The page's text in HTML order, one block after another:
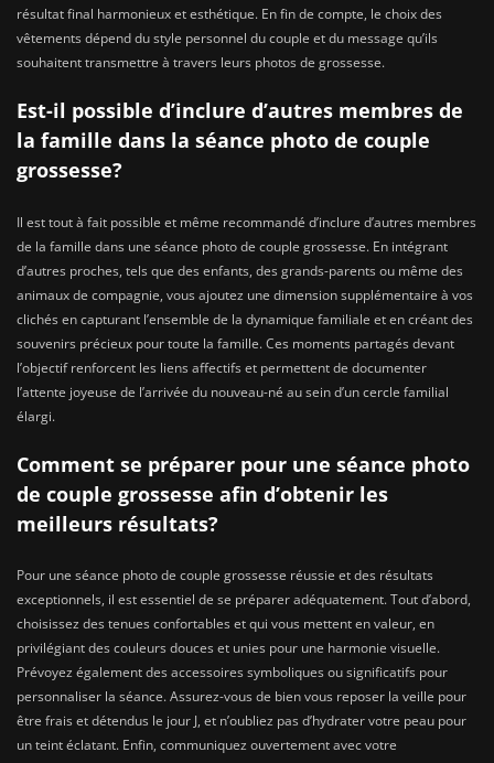
résultat final harmonieux et esthétique. En fin de compte, le choix des
vêtements dépend du style personnel du couple et du message qu’ils
souhaitent transmettre à travers leurs photos de grossesse.
Est-il possible d’inclure d’autres membres de
la famille dans la séance photo de couple
grossesse?
Il est tout à fait possible et même recommandé d’inclure d’autres membres
de la famille dans une séance photo de couple grossesse. En intégrant
d’autres proches, tels que des enfants, des grands-parents ou même des
animaux de compagnie, vous ajoutez une dimension supplémentaire à vos
clichés en capturant l’ensemble de la dynamique familiale et en créant des
souvenirs précieux pour toute la famille. Ces moments partagés devant
l’objectif renforcent les liens affectifs et permettent de documenter
l’attente joyeuse de l’arrivée du nouveau-né au sein d’un cercle familial
élargi.
Comment se préparer pour une séance photo
de couple grossesse afin d’obtenir les
meilleurs résultats?
Pour une séance photo de couple grossesse réussie et des résultats
exceptionnels, il est essentiel de se préparer adéquatement. Tout d’abord,
choisissez des tenues confortables et qui vous mettent en valeur, en
privilégiant des couleurs douces et unies pour une harmonie visuelle.
Prévoyez également des accessoires symboliques ou significatifs pour
personnaliser la séance. Assurez-vous de bien vous reposer la veille pour
être frais et détendus le jour J, et n’oubliez pas d’hydrater votre peau pour
un teint éclatant. Enfin, communiquez ouvertement avec votre